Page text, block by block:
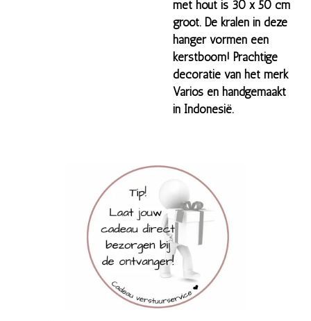
met hout is 30 x 50 cm
groot. De kralen in deze
hanger vormen een
kerstboom! Prachtige
decoratie van het merk
Varios en handgemaakt
in Indonesië.